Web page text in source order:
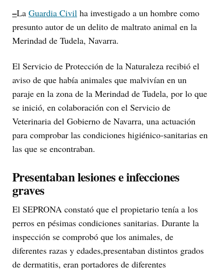
–La Guardia Civil ha investigado a un hombre como
presunto autor de un delito de maltrato animal en la
Merindad de Tudela, Navarra.
El Servicio de Protección de la Naturaleza recibió el
aviso de que había animales que malvivían en un
paraje en la zona de la Merindad de Tudela, por lo que
se inició, en colaboración con el Servicio de
Veterinaria del Gobierno de Navarra, una actuación
para comprobar las condiciones higiénico-sanitarias en
las que se encontraban.
Presentaban lesiones e infecciones
graves
El SEPRONA constató que el propietario tenía a los
perros en pésimas condiciones sanitarias. Durante la
inspección se comprobó que los animales, de
diferentes razas y edades,presentaban distintos grados
de dermatitis, eran portadores de diferentes